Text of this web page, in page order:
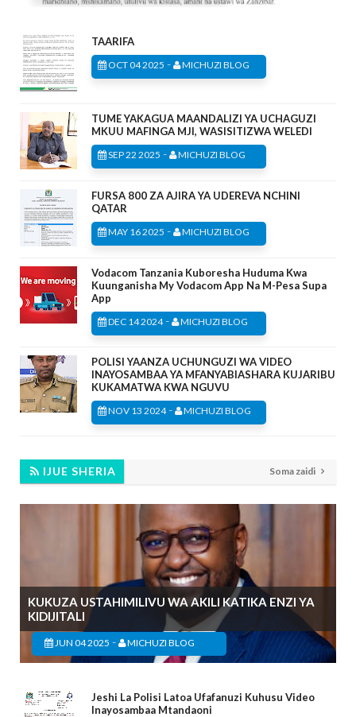
TAARIFA
OCT 04 2025 - MICHUZI BLOG
TUME YAKAGUA MAANDALIZI YA UCHAGUZI
MKUU MAFINGA MJI, WASISITIZWA WELEDI
SEP 22 2025 - MICHUZI BLOG
FURSA 800 ZA AJIRA YA UDEREVA NCHINI
QATAR
MAY 16 2025 - MICHUZI BLOG
Vodacom Tanzania Kuboresha Huduma Kwa
Kuunganisha My Vodacom App Na M-Pesa Supa
App
DEC 14 2024- MICHUZI BLOG
POLISI YAANZA UCHUNGUZI WA VIDEO
INAYOSAMBAA YA MFANYABIASHARA KUJARIBU
KUKAMATWA KWA NGUVU
NOV 13 2024- MICHUZI BLOG
IJUE SHERIA Soma zaidi
KUKUZA USTAHIMILIVU WA AKILI KATIKA ENZI YA
KIDIJITALI
JUN 04 2025 - MICHUZI BLOG
Jeshi La Polisi Latoa Ufafanuzi Kuhusu Video
Inayosambaa Mtandaoni